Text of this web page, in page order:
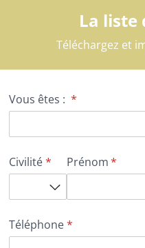
La liste
Téléchargez et
Vous êtes : *
(requis)
Civilité*
(requis)Prénom*
(requis)
Téléphone*
(requis)